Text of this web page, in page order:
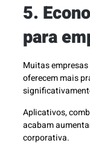
5.
para
Muitas
oferecem mais
Aplicativos,
acabam
corporativa.